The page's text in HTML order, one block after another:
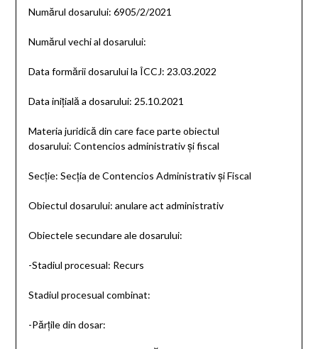
Numărul dosarului: 6905/2/2021
Numărul vechi al dosarului:
Data formării dosarului la ÎCCJ: 23.03.2022
Data inițială a dosarului: 25.10.2021
Materia juridică din care face parte obiectul
dosarului: Contencios administrativ şi fiscal
Secție: Secţia de Contencios Administrativ şi Fiscal
Obiectul dosarului: anulare act administrativ
Obiectele secundare ale dosarului:
-Stadiul procesual: Recurs
Stadiul procesual combinat:
-Părțile din dosar: